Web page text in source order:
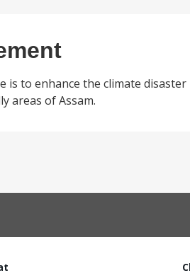
is to enhance the climate
areas of Assam.